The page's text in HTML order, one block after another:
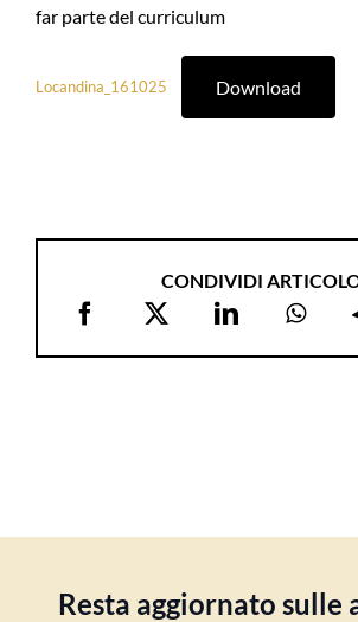
far parte del curriculum
Locandina_161025 Download
CONDIVIDI
Resta aggiornato sulle